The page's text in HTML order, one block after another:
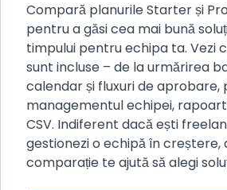
Compară planurile Starter și
pentru a găsi cea mai bună
timpului pentru echipa ta. Vezi
sunt incluse – de la urmărirea
calendar și fluxuri de aprobare,
managementul echipei,
CSV. Indiferent dacă ești
gestionezi o echipă în creștere,
comparație te ajută să alegi